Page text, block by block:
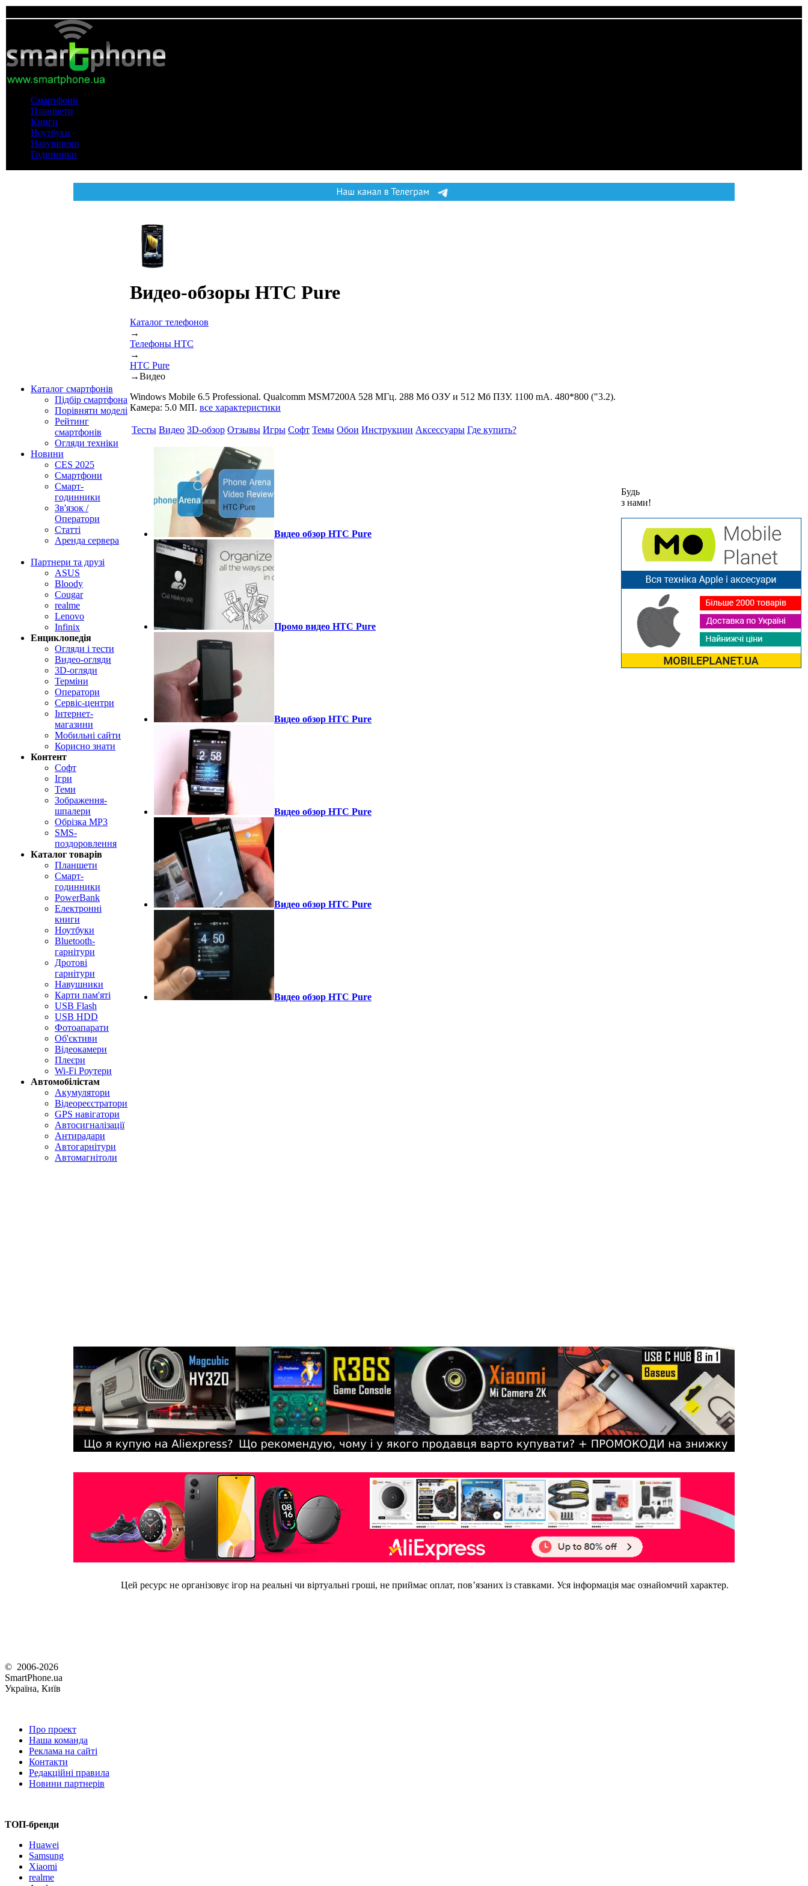
Смартфони
Планшети
Книги
Ноутбуки
Навушники
Годинники
Каталог смартфонів
Підбір смартфона
Порівняти моделі
Рейтинг
смартфонів
Огляди техніки
Новини
CES 2025
Смартфони
Смарт-
годинники
Зв'язок /
Оператори
Статті
Аренда сервера
Партнери та друзі
ASUS
Bloody
Cougar
realme
Lenovo
Infinix
Енциклопедія
Огляди і тести
Видео-огляди
3D-огляди
Терміни
Оператори
Сервіс-центри
Інтернет-
магазини
Мобильні сайти
Корисно знати
Контент
Софт
Ігри
Теми
Зображення-
шпалери
Обрізка MP3
SMS-
поздоровлення
Каталог товарів
Планшети
Смарт-
годинники
PowerBank
Електронні
книги
Ноутбуки
Bluetooth-
гарнітури
Дротові
гарнітури
Навушники
Карти пам'яті
USB Flash
USB HDD
Фотоапарати
Об'єктиви
Відеокамери
Плеєри
Wi-Fi Роутери
Автомобілістам
Акумулятори
Відеореєстратори
GPS навігатори
Автосигналізації
Антирадари
Автогарнітури
Автомагнітоли
Видео-обзоры HTC Pure
Каталог телефонов
→
Телефоны HTC
→
HTC Pure
→Видео
Windows Mobile 6.5 Professional. Qualcomm MSM7200A 528 МГц. 288 Мб ОЗУ и 512 Мб ПЗУ. 1100 mA. 480*800 ("3.2).
Камера: 5.0 МП. все характеристики
Тесты Видео 3D-обзор Отзывы Игры Софт Темы Обои Инструкции Аксессуары Где купить?
Видео обзор HTC Pure
Промо видео HTC Pure
Видео обзор HTC Pure
Видео обзор HTC Pure
Видео обзор HTC Pure
Видео обзор HTC Pure
Будь
з нами!
Цей ресурс не організовує ігор на реальні чи віртуальні гроші, не приймає оплат, пов’язаних із ставками. Уся інформація має ознайомчий характер.
© 2006-2026
SmartPhone.ua
Україна, Київ
Про проект
Наша команда
Реклама на сайті
Контакти
Редакційні правила
Новини партнерів
ТОП-бренди
Huawei
Samsung
Xiaomi
realme